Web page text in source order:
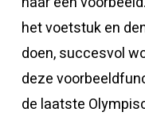
het voetstuk en
doen, succesvol
deze
de laatste